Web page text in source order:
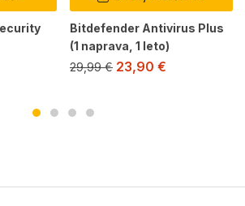
Bitdefender Antivirus Plus
(1 naprava, 1 leto)
29,99€ 23,90 €